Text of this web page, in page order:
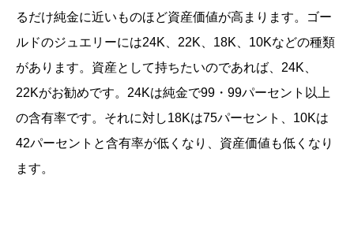
るだけ純金に近いものほど資産価値が高まります。ゴー
ルドのジュエリーには24K、22K、18K、10Kなどの種類
があります。資産として持ちたいのであれば、24K、
22Kがお勧めです。24Kは純金で99・99パーセント以上
の含有率です。それに対し18Kは75パーセント、10Kは
42パーセントと含有率が低くなり、資産価値も低くなり
ます。